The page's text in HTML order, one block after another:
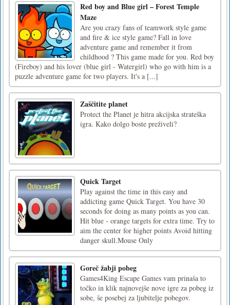
Red boy and Blue girl – Forest Temple
Maze
Are you crazy fans of teamwork style game
and fire & ice style game? Fall in love
adventure game and remember it from
childhood ? This game made for you. Red boy
(Fireboy) and his lover (blue girl - Watergirl) who go with him is a
puzzle adventure game for two players. It's a [...]
Zaščitite planet
Protect the Planet je hitra akcijska strateška
igra. Kako dolgo boste preživeli?
Quick Target
Play against the time in this easy and
addicting game Quick Target. You have 30
seconds for doing as many points as you can.
Hit blue - orange targets for extra time. Try to
aim the center for higher points Avoid hitting
danger skull.Mouse Only
Goreč žabji pobeg
Games4King Escape Games vam prinaša to
točko in klik najnovejše nove igre za pobeg iz
sobe, še posebej za ljubitelje pobegov.